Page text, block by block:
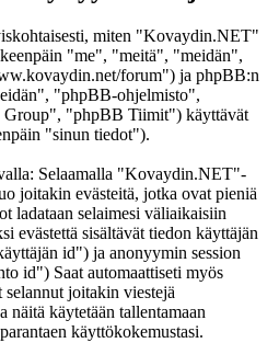
miten "Kovaydin.NET"
"me", "meitä", "meidän",
forum") ja phpBB:n
"phpBB-ohjelmisto",
"phpBB Tiimit") käyttävät
"sinun tiedot").
Selaamalla "Kovaydin.NET"-
joitakin evästeitä, jotka ovat pieniä
ladataan selaimesi väliaikaisiin
evästettä sisältävät tiedon käyttäjän
id") ja anonyymin session
id") Saat automaattiseti myös
joitakin viestejä
käytetään tallentamaan
käyttökokemustasi.